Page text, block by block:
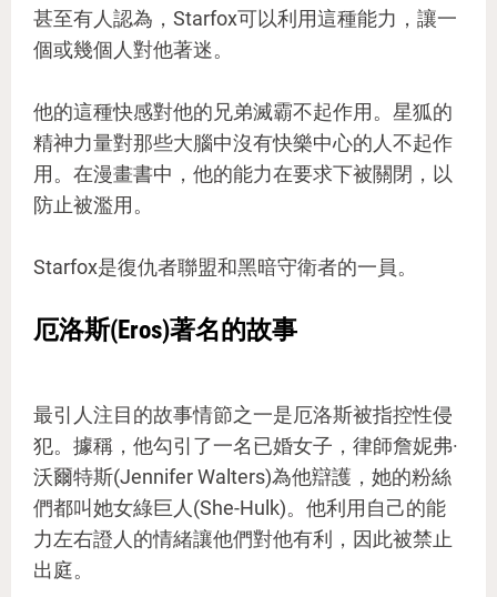
甚至有人認為，Starfox可以利用這種能力，讓一
個或幾個人對他著迷。
他的這種快感對他的兄弟滅霸不起作用。星狐的
精神力量對那些大腦中沒有快樂中心的人不起作
用。在漫畫書中，他的能力在要求下被關閉，以
防止被濫用。
Starfox是復仇者聯盟和黑暗守衛者的一員。
厄洛斯(Eros)著名的故事
最引人注目的故事情節之一是厄洛斯被指控性侵
犯。據稱，他勾引了一名已婚女子，律師詹妮弗·
沃爾特斯(Jennifer Walters)為他辯護，她的粉絲
們都叫她女綠巨人(She-Hulk)。他利用自己的能
力左右證人的情緒讓他們對他有利，因此被禁止
出庭。